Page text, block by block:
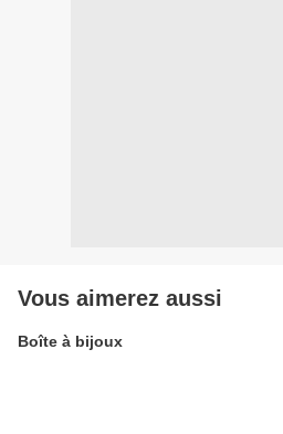
Vous aimerez aussi
Boîte à bijoux